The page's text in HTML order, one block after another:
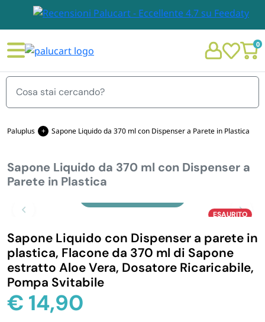
0
Menu
STOVIGLIE E TOVAGLIOLI
GIARDINO E ARREDO PER ESTERNO
IMBALLAGGIO E CANCELLERIA
IGIENE E PULIZIA
Chi siamo
Paluplus Sapone Liquido da 370 ml con Dispenser a Parete in Plastica
Sapone Liquido da 370 ml con Dispenser a
Parete in Plastica
ESAURITO
Zoom
Sapone Liquido con Dispenser a parete in
plastica, Flacone da 370 ml di Sapone
estratto Aloe Vera, Dosatore Ricaricabile,
Pompa Svitabile
€ 14,90